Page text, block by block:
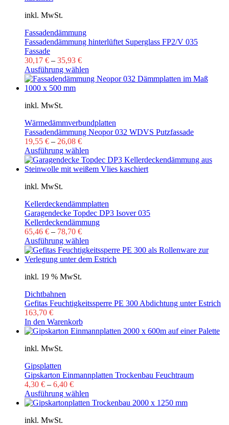
inkl. MwSt.
Fassadendämmung
Fassadendämmung hinterlüftet Superglass FP2/V 035
Fassade
30,17 € – 35,93 €
Ausführung wählen
inkl. MwSt.
Wärmedämmverbundplatten
Fassadendämmung Neopor 032 WDVS Putzfassade
19,55 € – 26,08 €
Ausführung wählen
inkl. MwSt.
Kellerdeckendämmplatten
Garagendecke Topdec DP3 Isover 035
Kellerdeckendämmung
65,46 € – 78,70 €
Ausführung wählen
inkl. 19 % MwSt.
Dichtbahnen
Gefitas Feuchtigkeitssperre PE 300 Abdichtung unter Estrich
163,70 €
In den Warenkorb
inkl. MwSt.
Gipsplatten
Gipskarton Einmannplatten Trockenbau Feuchtraum
4,30 € – 6,40 €
Ausführung wählen
inkl. MwSt.